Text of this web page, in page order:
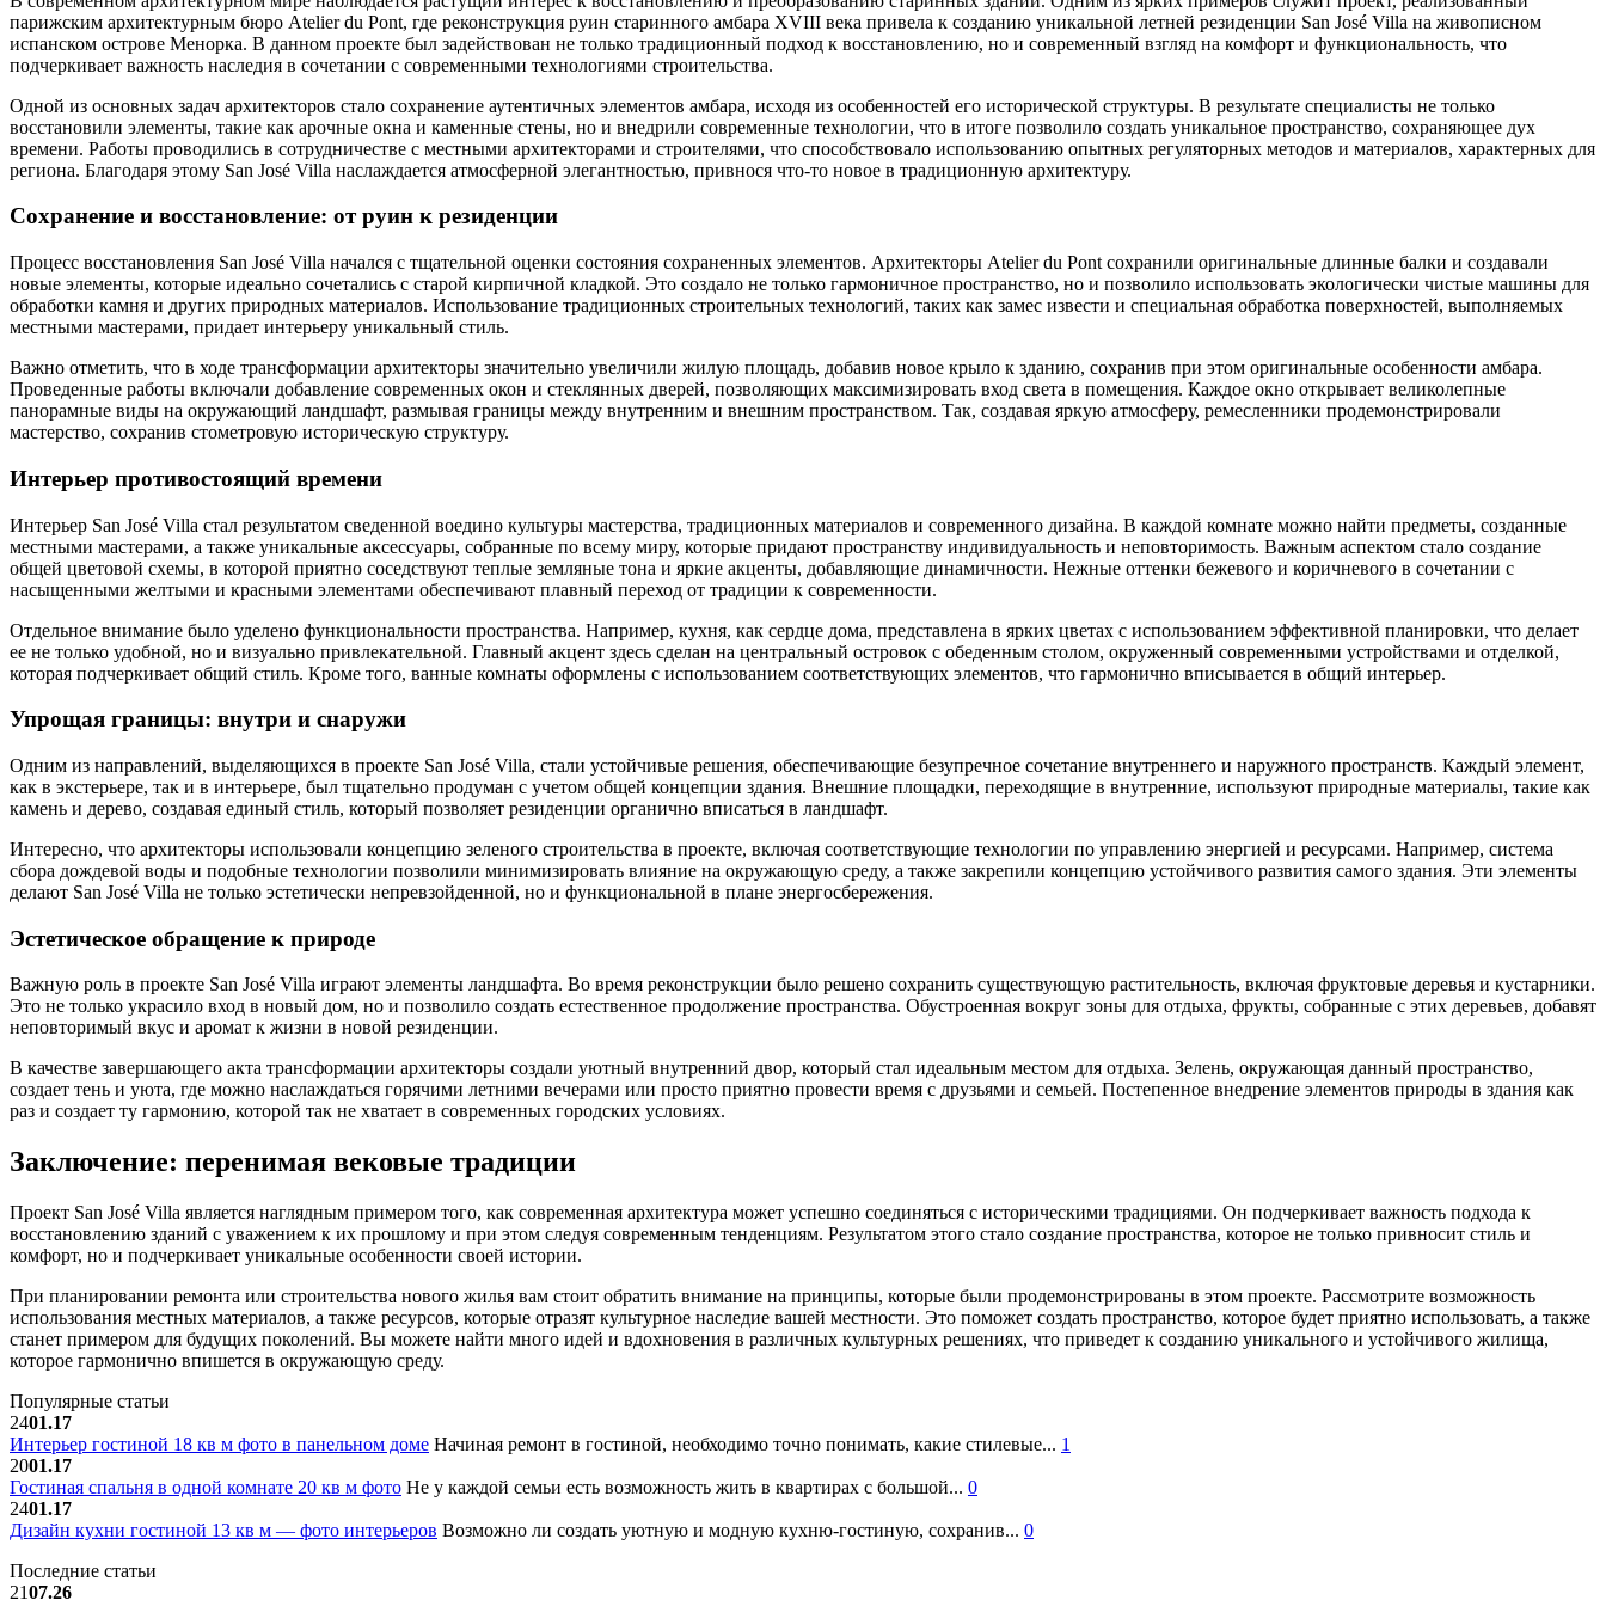
парижским архитектурным бюро Atelier du Pont, где реконструкция руин старинного амбара XVIII века привела к созданию уникальной летней резиденции San José Villa на живописном
испанском острове Менорка. В данном проекте был задействован не только традиционный подход к восстановлению, но и современный взгляд на комфорт и функциональность, что
подчеркивает важность наследия в сочетании с современными технологиями строительства.
Одной из основных задач архитекторов стало сохранение аутентичных элементов амбара, исходя из особенностей его исторической структуры. В результате специалисты не только
восстановили элементы, такие как арочные окна и каменные стены, но и внедрили современные технологии, что в итоге позволило создать уникальное пространство, сохраняющее дух
времени. Работы проводились в сотрудничестве с местными архитекторами и строителями, что способствовало использованию опытных регуляторных методов и материалов, характерных для
региона. Благодаря этому San José Villa наслаждается атмосферной элегантностью, привнося что-то новое в традиционную архитектуру.
Сохранение и восстановление: от руин к резиденции
Процесс восстановления San José Villa начался с тщательной оценки состояния сохраненных элементов. Архитекторы Atelier du Pont сохранили оригинальные длинные балки и создавали
новые элементы, которые идеально сочетались с старой кирпичной кладкой. Это создало не только гармоничное пространство, но и позволило использовать экологически чистые машины для
обработки камня и других природных материалов. Использование традиционных строительных технологий, таких как замес извести и специальная обработка поверхностей, выполняемых
местными мастерами, придает интерьеру уникальный стиль.
Важно отметить, что в ходе трансформации архитекторы значительно увеличили жилую площадь, добавив новое крыло к зданию, сохранив при этом оригинальные особенности амбара.
Проведенные работы включали добавление современных окон и стеклянных дверей, позволяющих максимизировать вход света в помещения. Каждое окно открывает великолепные
панорамные виды на окружающий ландшафт, размывая границы между внутренним и внешним пространством. Так, создавая яркую атмосферу, ремесленники продемонстрировали
мастерство, сохранив стометровую историческую структуру.
Интерьер противостоящий времени
Интерьер San José Villa стал результатом сведенной воедино культуры мастерства, традиционных материалов и современного дизайна. В каждой комнате можно найти предметы, созданные
местными мастерами, а также уникальные аксессуары, собранные по всему миру, которые придают пространству индивидуальность и неповторимость. Важным аспектом стало создание
общей цветовой схемы, в которой приятно соседствуют теплые земляные тона и яркие акценты, добавляющие динамичности. Нежные оттенки бежевого и коричневого в сочетании с
насыщенными желтыми и красными элементами обеспечивают плавный переход от традиции к современности.
Отдельное внимание было уделено функциональности пространства. Например, кухня, как сердце дома, представлена в ярких цветах с использованием эффективной планировки, что делает
ее не только удобной, но и визуально привлекательной. Главный акцент здесь сделан на центральный островок с обеденным столом, окруженный современными устройствами и отделкой,
которая подчеркивает общий стиль. Кроме того, ванные комнаты оформлены с использованием соответствующих элементов, что гармонично вписывается в общий интерьер.
Упрощая границы: внутри и снаружи
Одним из направлений, выделяющихся в проекте San José Villa, стали устойчивые решения, обеспечивающие безупречное сочетание внутреннего и наружного пространств. Каждый элемент,
как в экстерьере, так и в интерьере, был тщательно продуман с учетом общей концепции здания. Внешние площадки, переходящие в внутренние, используют природные материалы, такие как
камень и дерево, создавая единый стиль, который позволяет резиденции органично вписаться в ландшафт.
Интересно, что архитекторы использовали концепцию зеленого строительства в проекте, включая соответствующие технологии по управлению энергией и ресурсами. Например, система
сбора дождевой воды и подобные технологии позволили минимизировать влияние на окружающую среду, а также закрепили концепцию устойчивого развития самого здания. Эти элементы
делают San José Villa не только эстетически непревзойденной, но и функциональной в плане энергосбережения.
Эстетическое обращение к природе
Важную роль в проекте San José Villa играют элементы ландшафта. Во время реконструкции было решено сохранить существующую растительность, включая фруктовые деревья и кустарники.
Это не только украсило вход в новый дом, но и позволило создать естественное продолжение пространства. Обустроенная вокруг зоны для отдыха, фрукты, собранные с этих деревьев, добавят
неповторимый вкус и аромат к жизни в новой резиденции.
В качестве завершающего акта трансформации архитекторы создали уютный внутренний двор, который стал идеальным местом для отдыха. Зелень, окружающая данный пространство,
создает тень и уюта, где можно наслаждаться горячими летними вечерами или просто приятно провести время с друзьями и семьей. Постепенное внедрение элементов природы в здания как
раз и создает ту гармонию, которой так не хватает в современных городских условиях.
Заключение: перенимая вековые традиции
Проект San José Villa является наглядным примером того, как современная архитектура может успешно соединяться с историческими традициями. Он подчеркивает важность подхода к
восстановлению зданий с уважением к их прошлому и при этом следуя современным тенденциям. Результатом этого стало создание пространства, которое не только привносит стиль и
комфорт, но и подчеркивает уникальные особенности своей истории.
При планировании ремонта или строительства нового жилья вам стоит обратить внимание на принципы, которые были продемонстрированы в этом проекте. Рассмотрите возможность
использования местных материалов, а также ресурсов, которые отразят культурное наследие вашей местности. Это поможет создать пространство, которое будет приятно использовать, а также
станет примером для будущих поколений. Вы можете найти много идей и вдохновения в различных культурных решениях, что приведет к созданию уникального и устойчивого жилища,
которое гармонично впишется в окружающую среду.
Популярные статьи
2401.17
Интерьер гостиной 18 кв м фото в панельном доме Начиная ремонт в гостиной, необходимо точно понимать, какие стилевые... 1
2001.17
Гостиная спальня в одной комнате 20 кв м фото Не у каждой семьи есть возможность жить в квартирах с большой... 0
2401.17
Дизайн кухни гостиной 13 кв м — фото интерьеров Возможно ли создать уютную и модную кухню-гостиную, сохранив... 0
Последние статьи
2107.26